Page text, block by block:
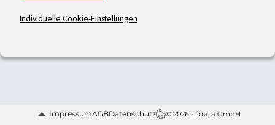
ImpressumAGBDatenschutz © 2026 - f:data GmbH
Individuelle Cookie-Einstellungen